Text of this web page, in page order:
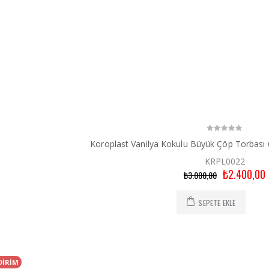
Koroplast Vanilya Kokulu Büyük Çöp
KRPL0022
₺3.000,00 ₺2.400,00
SEPETE EKLE